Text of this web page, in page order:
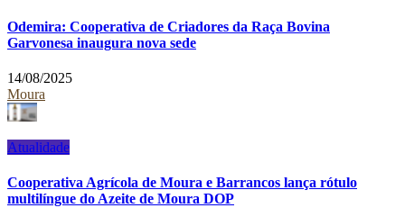
Odemira: Cooperativa de Criadores da Raça Bovina
Garvonesa inaugura nova sede
14/08/2025
Moura
Atualidade
Cooperativa Agrícola de Moura e Barrancos lança rótulo
multilíngue do Azeite de Moura DOP